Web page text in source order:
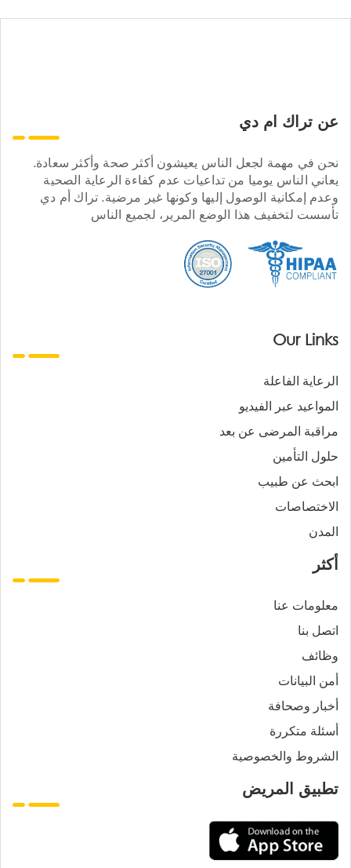
عن تراك ام دي
نحن في مهمة لجعل الناس يعيشون أكثر صحة وأكثر سعادة.
يعاني الناس يوميا من تداعيات عدم كفاءة الرعاية الصحية
وعدم إمكانية الوصول إليها وكونها غير مرضية. تراك أم دي
تأسست لتخفيف هذا الوضع المرير، لجميع الناس
Our Links
الرعاية الفاعلة
المواعيد عبر الفيديو
مراقبة المرضى عن بعد
حلول التأمين
ابحث عن طبيب
الاختصاصات
المدن
أكثر
معلومات عنا
اتصل بنا
وظائف
أمن البيانات
أخبار وصحافة
أسئلة متكررة
الشروط والخصوصية
تطبيق المريض